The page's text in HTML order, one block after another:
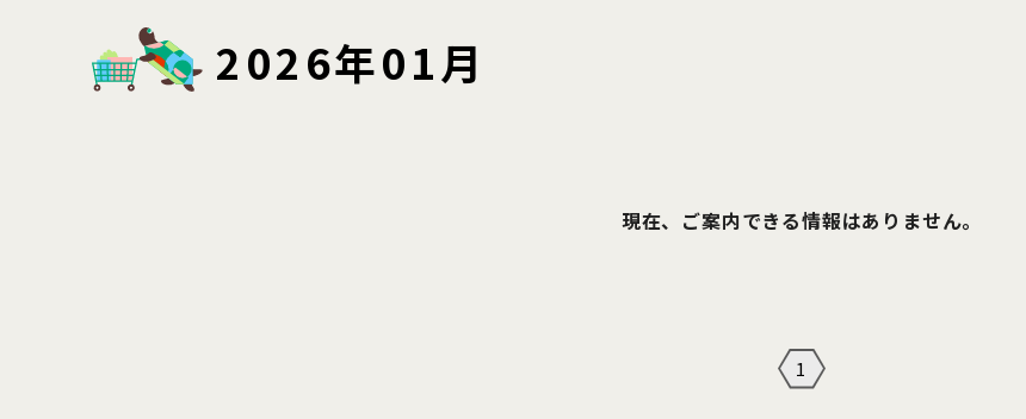
2026年01月
現在、ご案内できる情報はありません。
1